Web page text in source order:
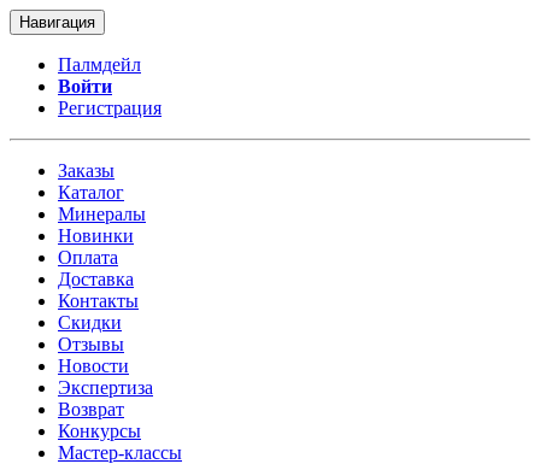
Навигация
Палмдейл
Войти
Регистрация
Заказы
Каталог
Минералы
Новинки
Оплата
Доставка
Контакты
Скидки
Отзывы
Новости
Экспертиза
Возврат
Конкурсы
Мастер-классы